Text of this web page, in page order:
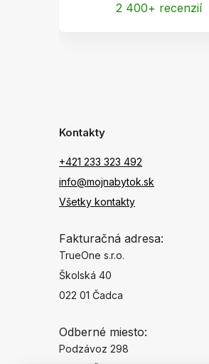
2 400+ recenzií
Kontakty
+421 233 323 492
info@mojnabytok.sk
Všetky kontakty
Fakturačná adresa:
TrueOne s.r.o.
Školská 40
022 01 Čadca
Odberné miesto:
Podzávoz 298